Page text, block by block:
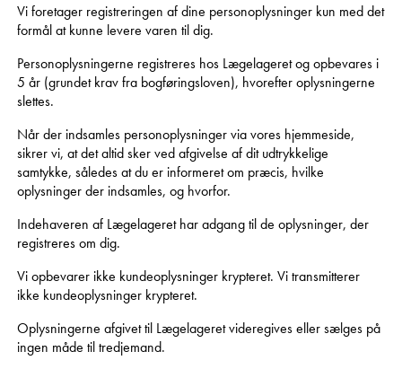
Vi foretager registreringen af dine personoplysninger kun med det
formål at kunne levere varen til dig.
Personoplysningerne registreres hos Lægelageret og opbevares i
5 år (grundet krav fra bogføringsloven), hvorefter oplysningerne
slettes.
Når der indsamles personoplysninger via vores hjemmeside,
sikrer vi, at det altid sker ved afgivelse af dit udtrykkelige
samtykke, således at du er informeret om præcis, hvilke
oplysninger der indsamles, og hvorfor.
Indehaveren af Lægelageret har adgang til de oplysninger, der
registreres om dig.
Vi opbevarer ikke kundeoplysninger krypteret. Vi transmitterer
ikke kundeoplysninger krypteret.
Oplysningerne afgivet til Lægelageret videregives eller sælges på
ingen måde til tredjemand.